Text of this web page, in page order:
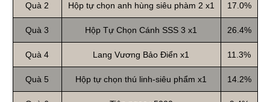
Quà 2 Hộp tự chọn anh hùng siêu phàm 2 x1 17.0%
Quà 3 Hộp Tự Chọn Cánh SSS 3 x1 26.4%
Quà 4 Lang Vương Bảo Điển x1 11.3%
Quà 5 Hộp tự chọn thú linh-siêu phẩm x1 14.2%